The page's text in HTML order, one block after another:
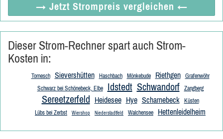
→ Jetzt Strompreis vergleichen ←
Dieser Strom-Rechner spart auch Strom-
Kosten in:
Tornesch Sievershütten Haschbach Mönkebude Riethgen
Grafenwöhr
Schwarz bei Schönebeck, Elbe
Idstedt Schwandorf Zangberg
Sereetzerfeld Heidesee Hye Scharnebeck
Küsten
Lübs bei Zerbst
Wiershop Niederstadtfeld Walchensee Hettenleidelheim